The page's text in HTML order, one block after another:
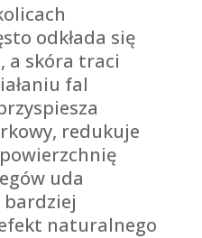
odkłada się
a skóra traci
fal
redukuje
uda
bardziej
naturalnego